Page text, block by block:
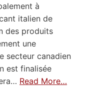
à
italien de
des produits
une
secteur canadien
est finalisée
Read More…